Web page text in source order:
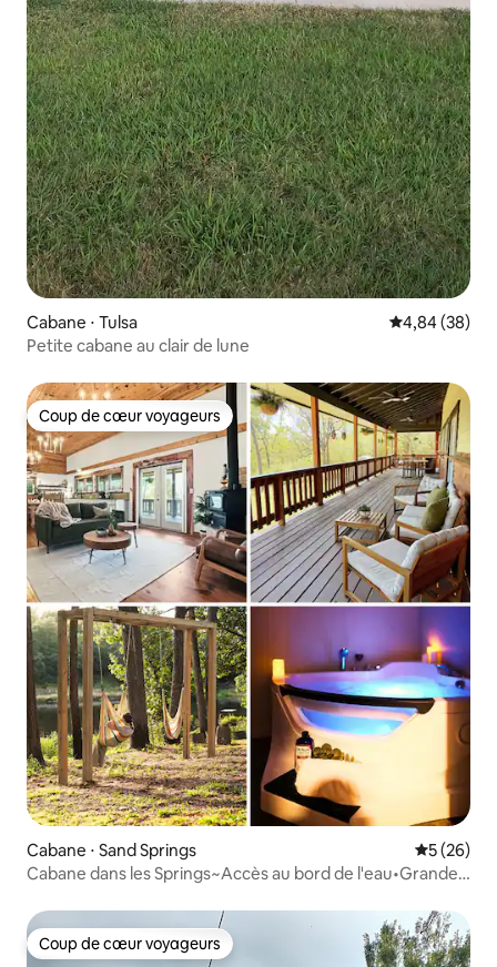
Cabane ⋅ Tulsa Évaluation
4,84 (38)
Petite cabane au clair de lune
Coup de cœur voyageurs
Coup de cœur voyageurs
Cabane ⋅ Sand Springs
5 (26)
Cabane dans les Springs~Accès au bord de l'eau•Grande
Coup de cœur voyageurs
Coup de cœur voyageurs